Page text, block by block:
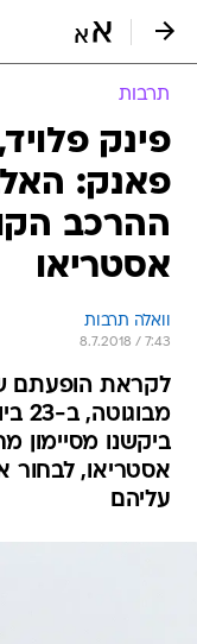
תרבות
פינק
פאנק:
ההרכב
אסטריאו
וואלה תרבות
8.7.2018 / 7:43
לקראת הופעתם
ביקשנו מסיימון
אסטריאו, לבחור
עליהם